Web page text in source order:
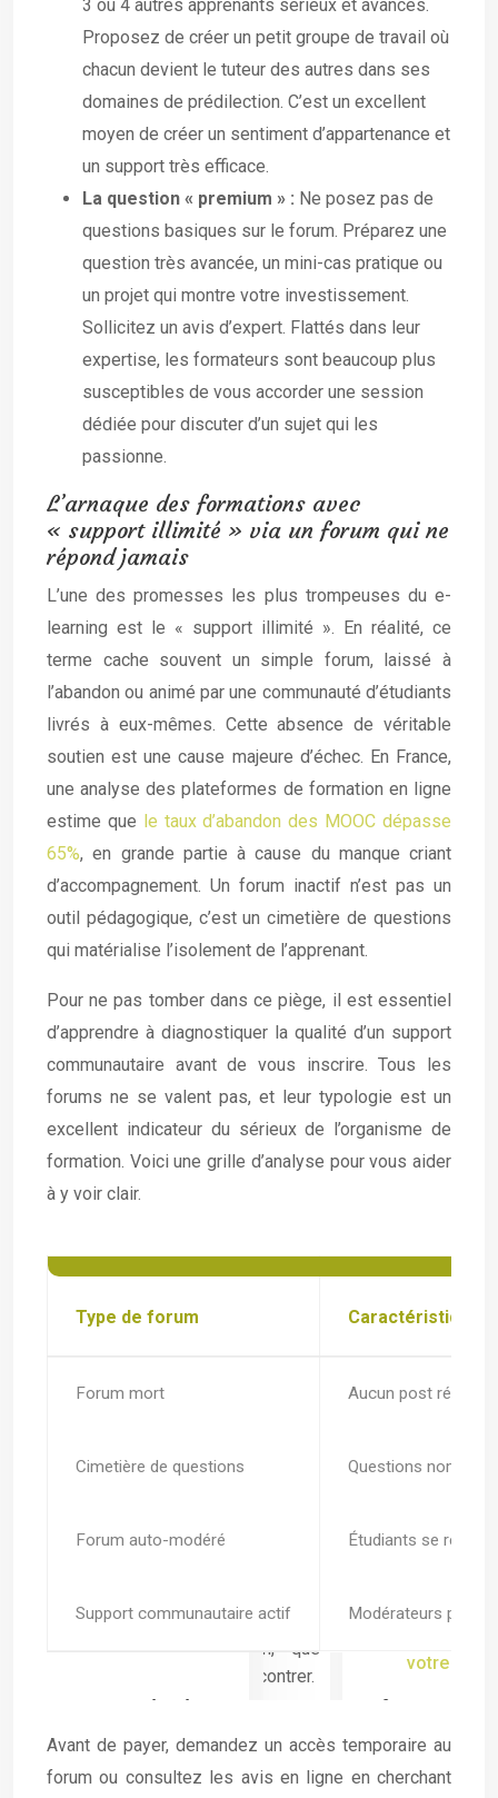
3 ou 4 autres apprenants sérieux et avancés.
Proposez de créer un petit groupe de travail où
chacun devient le tuteur des autres dans ses
domaines de prédilection. C’est un excellent
moyen de créer un sentiment d’appartenance et
un support très efficace.
La question « premium » : Ne posez pas de
questions basiques sur le forum. Préparez une
question très avancée, un mini-cas pratique ou
un projet qui montre votre investissement.
Sollicitez un avis d’expert. Flattés dans leur
expertise, les formateurs sont beaucoup plus
susceptibles de vous accorder une session
dédiée pour discuter d’un sujet qui les
passionne.
L’arnaque des formations avec
« support illimité » via un forum qui ne
répond jamais
L’une des promesses les plus trompeuses du e-
learning est le « support illimité ». En réalité, ce
terme cache souvent un simple forum, laissé à
l’abandon ou animé par une communauté d’étudiants
livrés à eux-mêmes. Cette absence de véritable
soutien est une cause majeure d’échec. En France,
une analyse des plateformes de formation en ligne
estime que le taux d’abandon des MOOC dépasse
65%, en grande partie à cause du manque criant
d’accompagnement. Un forum inactif n’est pas un
outil pédagogique, c’est un cimetière de questions
qui matérialise l’isolement de l’apprenant.
Pour ne pas tomber dans ce piège, il est essentiel
d’apprendre à diagnostiquer la qualité d’un support
communautaire avant de vous inscrire. Tous les
forums ne se valent pas, et leur typologie est un
excellent indicateur du sérieux de l’organisme de
formation. Voici une grille d’analyse pour vous aider
à y voir clair.
Type de forum Caractéristiques
Forum mort Aucun post récent,
Cimetière de questions Questions
Forum auto-modéré Étudiants se
Support communautaire actif Modérateurs
Avant de payer, demandez un accès temporaire au
forum ou consultez les avis en ligne en cherchant